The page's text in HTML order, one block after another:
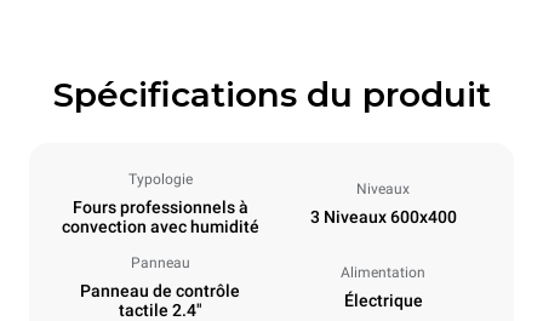
Spécifications du produit
Typologie
Fours professionnels à
convection avec humidité
Niveaux
3 Niveaux 600x400
Panneau
Panneau de contrôle
tactile 2.4"
Alimentation
Électrique